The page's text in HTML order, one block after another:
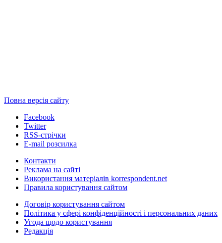
Повна версія сайту
Facebook
Twitter
RSS-стрічки
E-mail розсилка
Контакти
Реклама на сайті
Використання матеріалів korrespondent.net
Правила користування сайтом
Договір користування сайтом
Політика у сфері конфіденційності і персональних даних
Угода щодо користування
Редакція